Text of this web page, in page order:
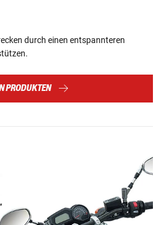
durch einen entspannteren
PRODUKTEN